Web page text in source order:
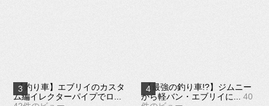
【釣り車】エブリイのカスタ
ム編イレクターパイプでロ...
【最強の釣り車!?】ジムニー
から軽バン・エブリイに...
40